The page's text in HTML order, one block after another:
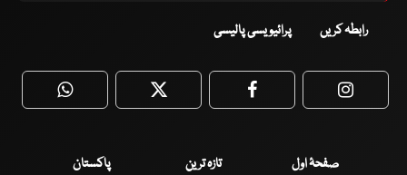
رابطہ کریں پرائیویسی پالیسی
WhatsApp Twitter Facebook
صفحۂ اول تازہ ترین
پاکستان